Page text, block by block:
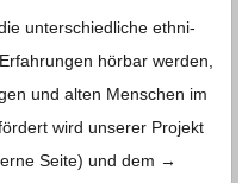
unter­schied­li­che eth­ni­
hör­bar wer­den,
und alten Men­schen im
wird unse­rer Pro­jekt
Seite) und dem →